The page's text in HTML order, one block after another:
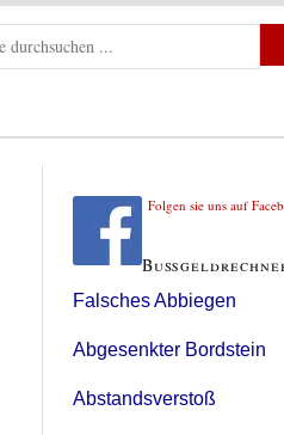
Folgen sie uns auf
Falsches Abbiegen
Abgesenkter Bordstein
Abstandsverstoß